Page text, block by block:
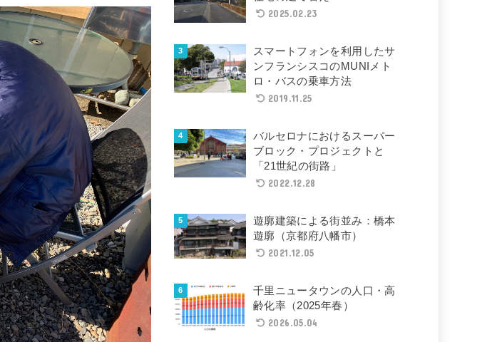
2025.02.23
スマートフォンを利用したサ
ンフランシスコのMUNIメト
ロ・バスの乗車方法
2019.11.25
バルセロナにおけるスーパー
ブロック・プロジェクトと
「21世紀の街路」
2022.12.28
遊廓建築による街並み：橋本
遊廓（京都府八幡市）
2021.12.05
千里ニュータウンの人口・高
齢化率（2025年春）
2026.05.04